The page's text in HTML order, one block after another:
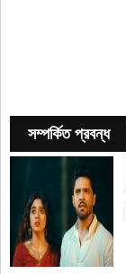
সম্পর্কিত প্রবন্ধ